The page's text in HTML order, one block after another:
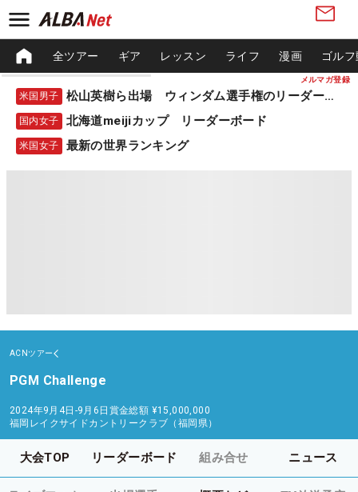
メルマガ登録
全ツアー ギア レッスン ライフ 漫画 ゴル
米国男子 松山英樹ら出場 ウィンダム選手権のリーダーボード
国内女子 北海道meijiカップ リーダーボード
米国女子 最新の世界ランキング
ACNツアー
PGM Challenge
2024年9月4日-9月6日 賞金総額 ¥15,000,000
福岡レイクサイドカントリークラブ（福岡県）
大会TOP リーダーボード 組み合せ ニュース